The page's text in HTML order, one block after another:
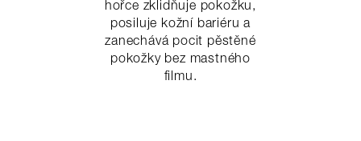
hořce zklidňuje pokožku,
posiluje kožní bariéru a
zanechává pocit pěstěné
pokožky bez mastného
filmu.